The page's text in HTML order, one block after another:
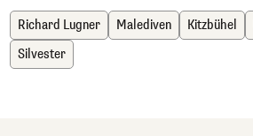
Richard Lugner Malediven Kitzbühel
Silvester